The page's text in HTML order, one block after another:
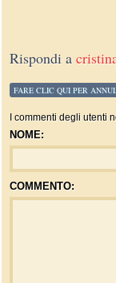
Rispondi a
FARE CLIC QUI PER
I commenti degli utenti
NOME:
COMMENTO: